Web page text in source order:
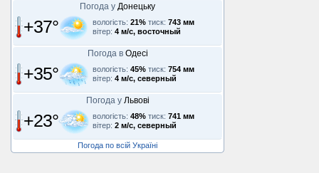
Погода у Донецьку
+37° вологість: 21% тиск: 743 мм
вітер: 4 м/с, восточный
Погода в Одесі
+35° вологість: 45% тиск: 754 мм
вітер: 4 м/с, северный
Погода у Львові
+23° вологість: 48% тиск: 741 мм
вітер: 2 м/с, северный
Погода по всій Україні